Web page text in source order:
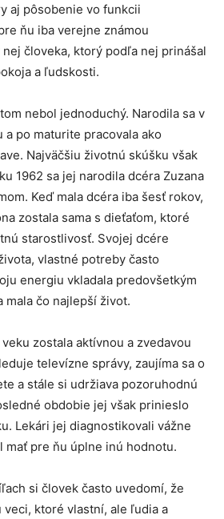
aj pôsobenie vo funkcii
ňu iba verejne známou
človeka, ktorý podľa nej prinášal
a ľudskosti.
nebol jednoduchý. Narodila sa v
a po maturite pracovala ako
Najväčšiu životnú skúšku však
1962 sa jej narodila dcéra Zuzana
Keď mala dcéra iba šesť rokov,
zostala sama s dieťaťom, ktoré
starostlivosť. Svojej dcére
vlastné potreby často
energiu vkladala predovšetkým
mala čo najlepší život.
zostala aktívnou a zvedavou
televízne správy, zaujíma sa o
a stále si udržiava pozoruhodnú
obdobie jej však prinieslo
Lekári jej diagnostikovali vážne
mať pre ňu úplne inú hodnotu.
si človek často uvedomí, že
ktoré vlastní, ale ľudia a